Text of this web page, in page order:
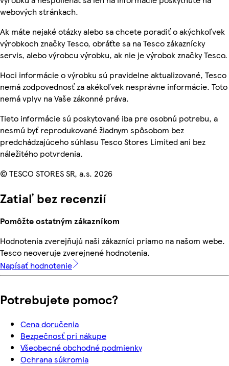
webových stránkach.
Ak máte nejaké otázky alebo sa chcete poradiť o akýchkoľvek
výrobkoch značky Tesco, obráťte sa na Tesco zákaznícky
servis, alebo výrobcu výrobku, ak nie je výrobok značky Tesco.
Hoci informácie o výrobku sú pravidelne aktualizované, Tesco
nemá zodpovednosť za akékoľvek nesprávne informácie. Toto
nemá vplyv na Vaše zákonné práva.
Tieto informácie sú poskytované iba pre osobnú potrebu, a
nesmú byť reprodukované žiadnym spôsobom bez
predchádzajúceho súhlasu Tesco Stores Limited ani bez
náležitého potvrdenia.
© TESCO STORES SR, a.s. 2026
Zatiaľ bez recenzií
Pomôžte ostatným zákazníkom
Hodnotenia zverejňujú naši zákazníci priamo na našom webe.
Tesco neoveruje zverejnené hodnotenia.
Napísať hodnotenie
Potrebujete pomoc?
Cena doručenia
Bezpečnosť pri nákupe
Všeobecné obchodné podmienky
Ochrana súkromia